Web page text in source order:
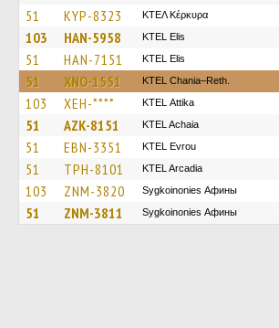
51 KYP-8323 ΚΤΕΛ Κέρκυρα
103 HAN-5958 KTEL Elis
51 HAN-7151 KTEL Elis
51 XNO-1551 KTEL Chania–Reth.
103 XEH-**** KΤΕL Αttika
51 AZK-8151 KTEL Achaia
51 EBN-3351 KTEL Evrou
51 TPH-8101 KTEL Arcadia
103 ZNM-3820 Sygkoinonies Афины
51 ZNM-3811 Sygkoinonies Афины